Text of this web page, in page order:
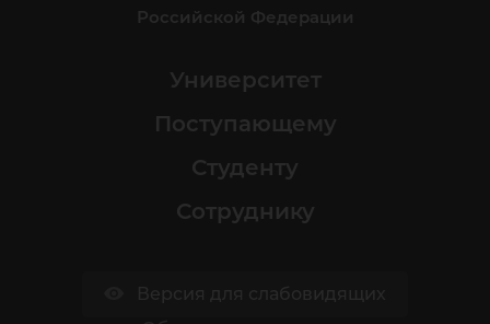
Российской Федерации
Университет
Поступающему
Студенту
Сотруднику